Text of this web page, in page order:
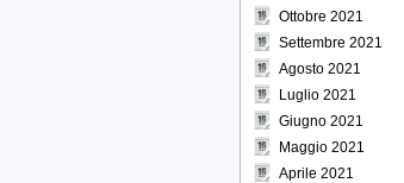
Ottobre 2021
Settembre 2021
Agosto 2021
Luglio 2021
Giugno 2021
Maggio 2021
Aprile 2021